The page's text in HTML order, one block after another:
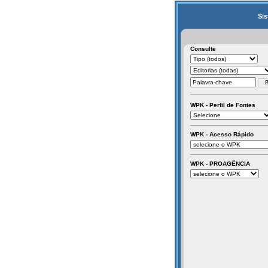
Consulte
WPK - Perfil de Fontes
WPK - Acesso Rápido
WPK - PROAGÊNCIA